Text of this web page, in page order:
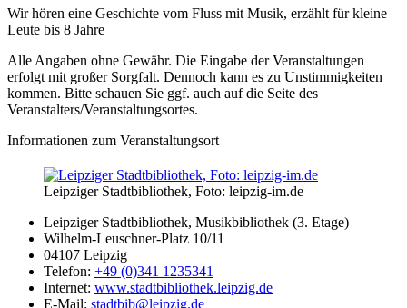
Wir hören eine Geschichte vom Fluss mit Musik, erzählt für kleine
Leute bis 8 Jahre
Alle Angaben ohne Gewähr. Die Eingabe der Veranstaltungen
erfolgt mit großer Sorgfalt. Dennoch kann es zu Unstimmigkeiten
kommen. Bitte schauen Sie ggf. auch auf die Seite des
Veranstalters/Veranstaltungsortes.
Informationen zum Veranstaltungsort
Leipziger Stadtbibliothek, Foto: leipzig-im.de
Leipziger Stadtbibliothek, Musikbibliothek (3. Etage)
Wilhelm-Leuschner-Platz 10/11
04107 Leipzig
Telefon: +49 (0)341 1235341
Internet: www.stadtbibliothek.leipzig.de
E-Mail: stadtbib@leipzig.de